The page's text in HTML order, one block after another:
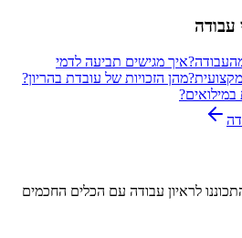
עבודה
איך מגישים תביעה לדמי
מהן הזכויות של עובדת בהריון?
לראיון עבודה עם הכלים החכמים